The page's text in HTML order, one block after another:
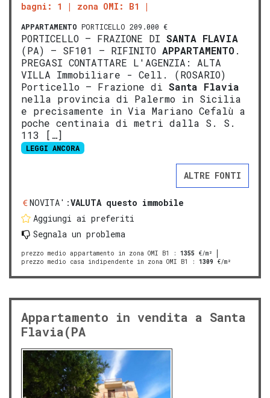
bagni: 1 zona OMI: B1
APPARTAMENTO PORTICELLO 209.000 €
PORTICELLO – FRAZIONE DI SANTA FLAVIA
(PA) – SF101 – RIFINITO APPARTAMENTO.
PREGASI CONTATTARE L'AGENZIA: ALTA
VILLA Immobiliare - Cell. (ROSARIO)
Porticello – Frazione di Santa Flavia
nella provincia di Palermo in Sicilia
e precisamente in Via Mariano Cefalù a
poche centinaia di metri dalla S. S.
113 […]
LEGGI ANCORA
ALTRE FONTI
NOVITA':VALUTA questo immobile
Aggiungi ai preferiti
Segnala un problema
prezzo medio appartamento in zona OMI B1 : 1355 €/m²
prezzo medio casa indipendente in zona OMI B1
: 1309 €/m²
Appartamento in vendita a Santa
Flavia(PA